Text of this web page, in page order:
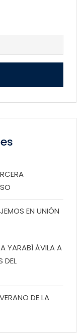
EN UNIÓN
YARABÍ ÁVILA A
DEL
DE LA